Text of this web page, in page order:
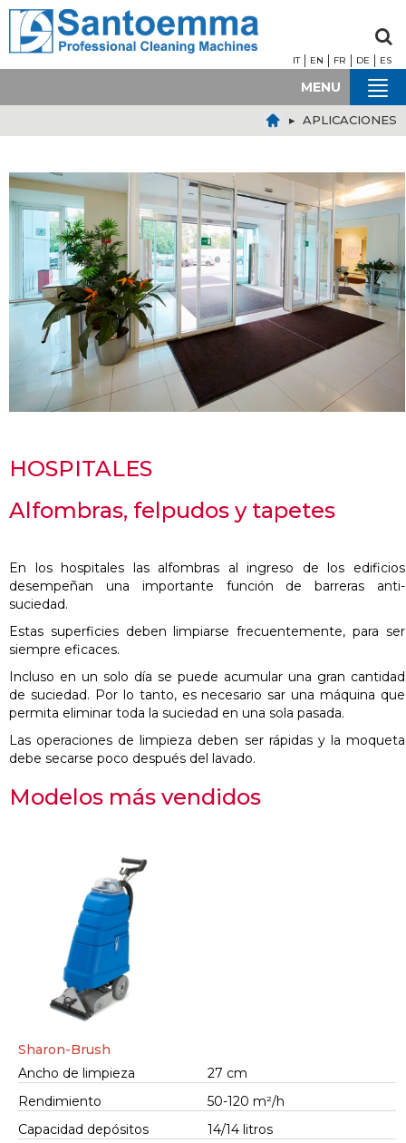
IT EN FR DE ES
MENU
▸ APLICACIONES
HOSPITALES
Alfombras, felpudos y tapetes
En los hospitales las alfombras al ingreso de los edificios
desempeñan una importante función de barreras anti-
suciedad.
Estas superficies deben limpiarse frecuentemente, para ser
siempre eficaces.
Incluso en un solo día se puede acumular una gran cantidad
de suciedad. Por lo tanto, es necesario sar una máquina que
permita eliminar toda la suciedad en una sola pasada.
Las operaciones de limpieza deben ser rápidas y la moqueta
debe secarse poco después del lavado.
Modelos más vendidos
Sharon-Brush
Ancho de limpieza
27 cm
Rendimiento
50-120 m²/h
Capacidad depósitos
14/14 litros